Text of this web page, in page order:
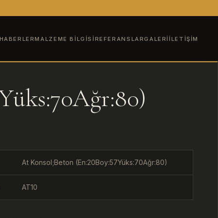
HABERLERMALZEME BILGISI REFERANSLAR GALERI İLETIŞIM
At Konsol;Beton (En:20Boy:57Yüks:70Ağr:80)
AT10